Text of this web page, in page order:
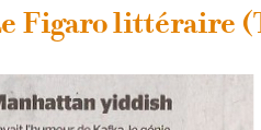
Figaro littéraire